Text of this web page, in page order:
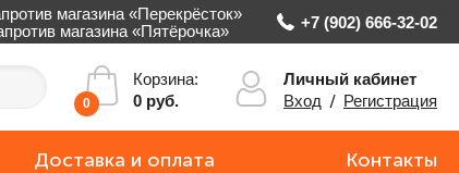
магазина «Перекрёсток»
магазина «Пятёрочка»
+7 (902) 666-32-02
0
Корзина:
0 руб.
Личный кабинет
Вход / Регистрация
Доставка и оплата Контакты